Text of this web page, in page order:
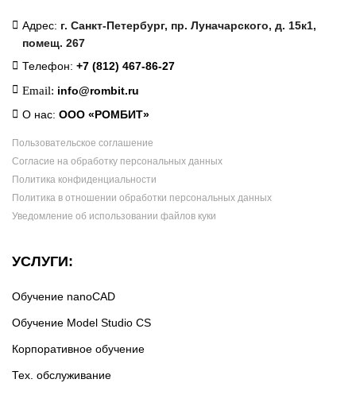
Адрес: г. Санкт-Петербург, пр. Луначарского, д. 15к1,
помещ. 267
Телефон: +7 (812) 467-86-27
Email: info@rombit.ru
О нас: ООО «РОМБИТ»
Пользовательское соглашение
Согласие на обработку персональных данных
Политика конфиденциальности
Политика в отношении обработки персональных данных
Уведомление об использовании файлов куки
УСЛУГИ:
Обучение nanoCAD
Обучение Model Studio CS
Корпоративное обучение
Тех. обслуживание